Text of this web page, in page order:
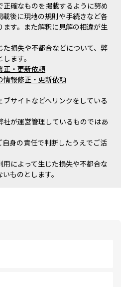
確なものを掲載するように努め
後に現地の規則や手続きなど各
す。また解釈に見解の相違が生
損失や不都合などについて、弊
ます。
正・更新依頼
情報修正・更新依頼
ブサイトなどへリンクをしている
社が運営管理しているものではあ
身の責任で判断したうえでご活
によって生じた損失や不都合な
ものとします。